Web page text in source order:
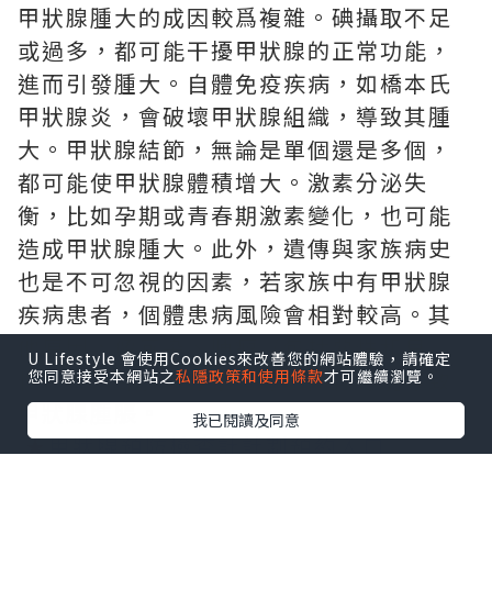
甲狀腺腫大的成因較爲複雜。碘攝取不足
或過多，都可能干擾甲狀腺的正常功能，
進而引發腫大。自體免疫疾病，如橋本氏
甲狀腺炎，會破壞甲狀腺組織，導致其腫
大。甲狀腺結節，無論是單個還是多個，
都可能使甲狀腺體積增大。激素分泌失
衡，比如孕期或青春期激素變化，也可能
造成甲狀腺腫大。此外，遺傳與家族病史
也是不可忽視的因素，若家族中有甲狀腺
疾病患者，個體患病風險會相對較高。其
他原因，像感染、腫瘤（包括惡性和良
性）、頸部放射線暴露等，同樣可能導致
甲狀腺腫脹。
★甲狀腺預防檢查計計劃預約入口
U Lifestyle 會使用Cookies來改善您的網站體驗，請確定
您同意接受本網站之私隱政策和使用條款才可繼續瀏覽。
我已閱讀及同意